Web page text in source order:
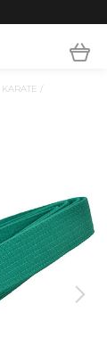
KARATE /